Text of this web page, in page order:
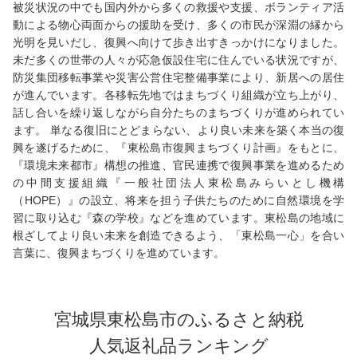
被災状況の中でも国内外から多くの救援や支援、ボランティア活
動による物心両面からの援助を受け、多くの市民が深淵の縁から
光明を見いだし、復興へ向けて歩き出すきっかけになりました。
未だ多くの世帯の人々が応急仮設住宅に住んでいる状況ですが、
防災集団移転事業や災害公営住宅整備事業により、新居への居住
が進んでいます。各移転先地ではまちづくり組織が立ち上がり、
話し合いを繰り返しながら自分たちのまちづくりが進められてい
ます。 単なる復旧にとどまらない、より良い未来を築く本当の復
興を遂げるために、『東松島市復興まちづくり計画』をもとに、
『環境未来都市』構想の推進、官民連携で復興事業を進めるため
の中間支援組織『一般社団法人東松島みらいとし機構
（HOPE）』の設立、将来を担う子供たちのために自然環境を学
習に取り込む『森の学校』などを進めています。東松島の地域に
根ざしてより良い未来を創造できるよう、「東松島一心」を合い
言葉に、復興まちづくりを進めています。
宮城県東松島市のふるさと納税
人気返礼品ランキング